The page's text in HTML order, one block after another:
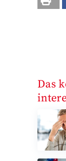
Das